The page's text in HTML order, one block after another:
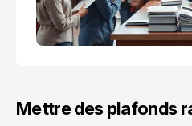
Mettre des plafonds